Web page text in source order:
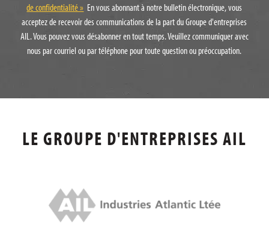
de confidentialité » En vous abonnant à notre bulletin électronique, vous
acceptez de recevoir des communications de la part du Groupe d'entreprises
AIL. Vous pouvez vous désabonner en tout temps. Veuillez communiquer avec
nous par courriel ou par téléphone pour toute question ou préoccupation.
LE GROUPE D'ENTREPRISES AIL